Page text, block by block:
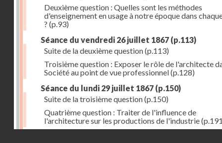
Deuxième question : Quelles sont les méthodes
d'enseignement en usage à notre époque dans
? (p.93)
Séance du vendredi 26 juillet 1867 (p.113)
Suite de la deuxième question(p.113)
Troisième question : Exposer le rôle de l'architecte
Société au point de vue professionnel(p.128)
Séance du lundi 29 juillet 1867 (p.150)
Suite de la troisième question(p.150)
Quatrième question : Traiter de l'influence de
l'architecture sur les productions de l'industrie